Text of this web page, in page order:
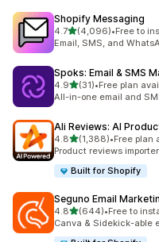
Shopify Messaging
4.7เต็ม 5 ดาว
(4,096)
ทั้งหมด 4096 รีวิว
•Free to
Email, SMS, and
Spoks: Email & SMS
4.9เต็ม 5 ดาว
(31)
ทั้งหมด 31 รีวิว
•Free plan
All-in-one email and
Ali Reviews: AI
4.8เต็ม 5 ดาว
(1,388)
ทั้งหมด 1388 รีวิว
•Free plan
Product reviews
Built for Shopify
Seguno Email
4.8เต็ม 5 ดาว
(644)
ทั้งหมด 644 รีวิว
•Free to
Canva & Sidekick-able